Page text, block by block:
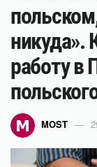
никуда».
работу в
MOST